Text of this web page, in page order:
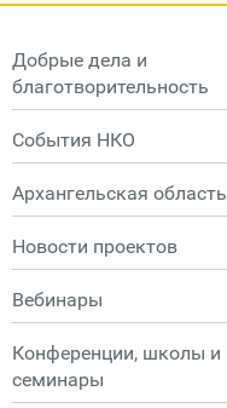
Добрые дела и
благотворительность
События НКО
Архангельская область
Новости проектов
Вебинары
Конференции, школы и
семинары